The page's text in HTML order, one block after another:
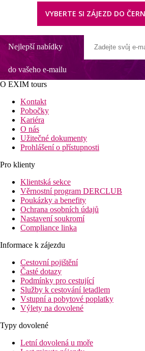
VYBERTE SI ZÁJEZD DO
Nejlepší nabídky
do vašeho e-mailu
O EXIM tours
Kontakt
Pobočky
Kariéra
O nás
Užitečné dokumenty
Prohlášení o přístupnosti
Pro klienty
Klientská sekce
Věrnostní program DERCLUB
Poukázky a benefity
Ochrana osobních údajů
Nastavení soukromí
Compliance linka
Informace k zájezdu
Cestovní pojištění
Časté dotazy
Podmínky pro cestující
Služby k cestování letadlem
Vstupní a pobytové poplatky
Výlety na dovolené
Typy dovolené
Letní dovolená u moře